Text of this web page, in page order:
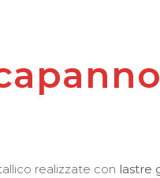
realizzate con lastre